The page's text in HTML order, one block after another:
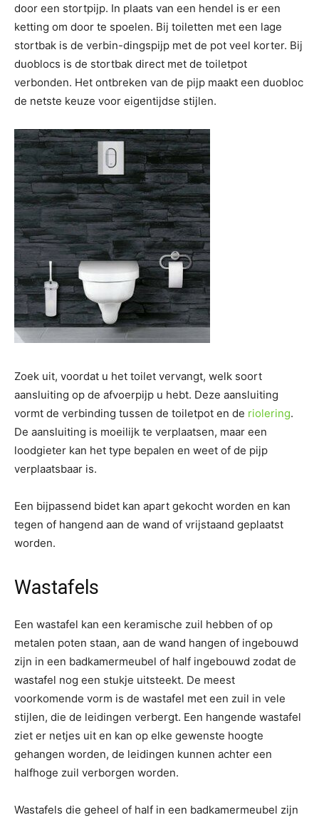
door een stortpijp. In plaats van een hendel is er een
ketting om door te spoelen. Bij toiletten met een lage
stortbak is de verbin-dingspijp met de pot veel korter. Bij
duoblocs is de stortbak direct met de toiletpot
verbonden. Het ontbreken van de pijp maakt een duobloc
de netste keuze voor eigentijdse stijlen.
Zoek uit, voordat u het toilet vervangt, welk soort
aansluiting op de afvoerpijp u hebt. Deze aansluiting
vormt de verbinding tussen de toiletpot en de riolering.
De aansluiting is moeilijk te verplaatsen, maar een
loodgieter kan het type bepalen en weet of de pijp
verplaatsbaar is.
Een bijpassend bidet kan apart gekocht worden en kan
tegen of hangend aan de wand of vrijstaand geplaatst
worden.
Wastafels
Een wastafel kan een keramische zuil hebben of op
metalen poten staan, aan de wand hangen of ingebouwd
zijn in een badkamermeubel of half ingebouwd zodat de
wastafel nog een stukje uitsteekt. De meest
voorkomende vorm is de wastafel met een zuil in vele
stijlen, die de leidingen verbergt. Een hangende wastafel
ziet er netjes uit en kan op elke gewenste hoogte
gehangen worden, de leidingen kunnen achter een
halfhoge zuil verborgen worden.
Wastafels die geheel of half in een badkamermeubel zijn